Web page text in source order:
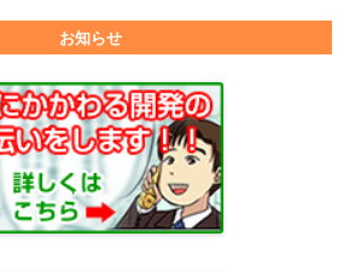
お知らせ